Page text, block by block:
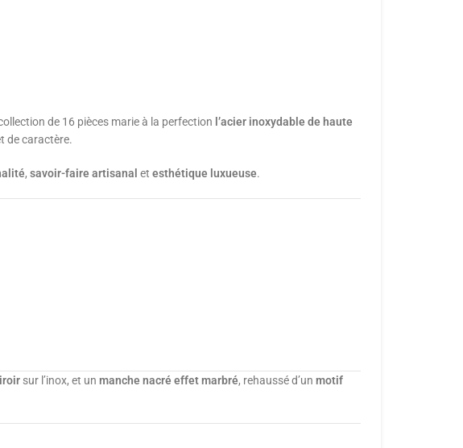
de 16 pièces marie à la perfection l’acier inoxydable de haute
de caractère.
, savoir-faire artisanal et esthétique luxueuse.
sur l’inox, et un manche nacré effet marbré, rehaussé d’un motif